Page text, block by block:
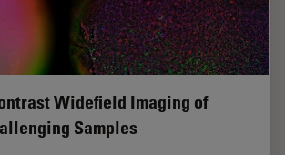
Widefield Imaging of
Samples